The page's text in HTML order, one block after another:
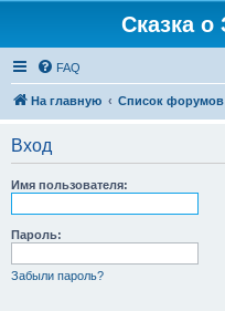
Сказка о
FAQ
На главную Список форумов
Вход
Имя пользователя:
Пароль:
Забыли пароль?